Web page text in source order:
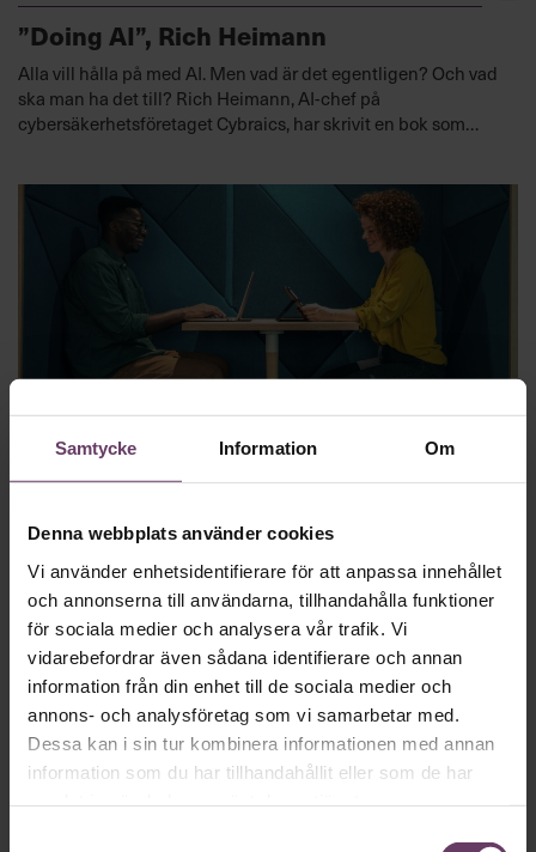
Samtycke Information Om
Denna webbplats använder cookies
Vi använder enhetsidentifierare för att anpassa innehållet
och annonserna till användarna, tillhandahålla funktioner
för sociala medier och analysera vår trafik. Vi
vidarebefordrar även sådana identifierare och annan
information från din enhet till de sociala medier och
annons- och analysföretag som vi samarbetar med.
Dessa kan i sin tur kombinera informationen med annan
information som du har tillhandahållit eller som de har
”Doing AI”, Rich Heimann
Alla vill hålla på med AI. Men vad är det egentligen? Och vad
ska man ha det till? Rich Heimann, AI-chef på
cybersäkerhetsföretaget Cybraics, har skrivit en bok som
konkreta och nu existerande problem och som handlar lika
mycket om hur man använder AI som vad man inte ska ha AI
Digital utveckling
Tech-döden: Vart ska alla rekryterare ta
nu ägna sin tid åt säga upp folk. Vad innebär det? Och vad
ska hända med alla rekryterare?